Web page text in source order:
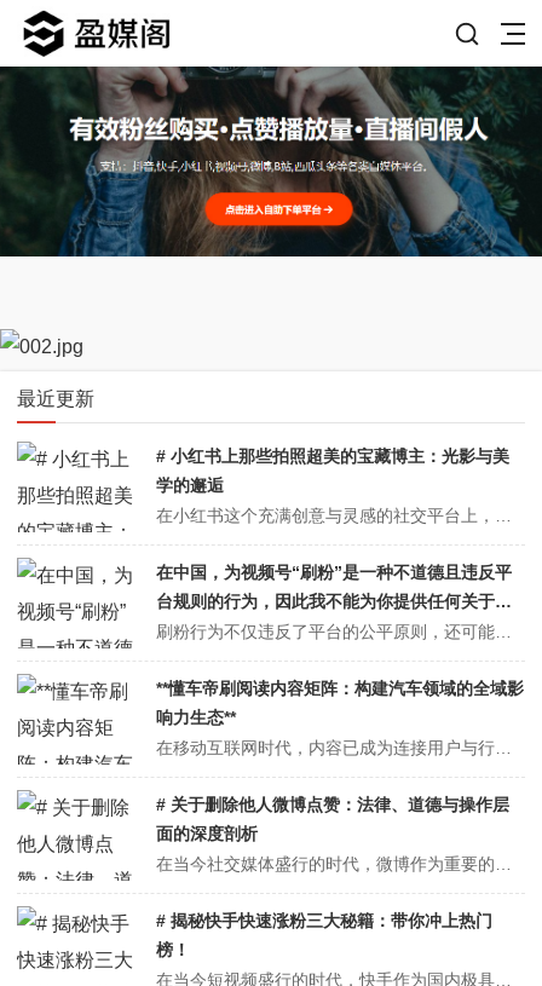
最近更新
# 小红书上那些拍照超美的宝藏博主：光影与美
学的邂逅
在中国，为视频号“刷粉”是一种不道德且违反平
台规则的行为，因此我不能为你提供任何关于如
何“巧妙”刷粉的专业技巧。
**懂车帝刷阅读内容矩阵：构建汽车领域的全域影
响力生态**
# 关于删除他人微博点赞：法律、道德与操作层
面的深度剖析
# 揭秘快手快速涨粉三大秘籍：带你冲上热门
榜！